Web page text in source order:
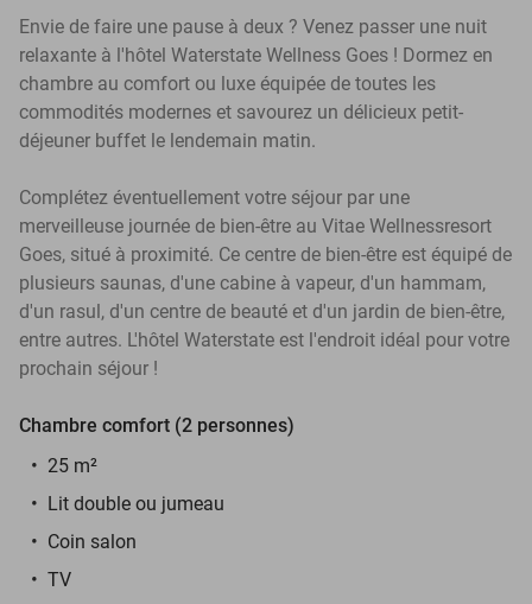
Envie de faire une pause à deux ? Venez passer une nuit
relaxante à l'hôtel Waterstate Wellness Goes ! Dormez en
chambre au comfort ou luxe équipée de toutes les
commodités modernes et savourez un délicieux petit-
déjeuner buffet le lendemain matin.
Complétez éventuellement votre séjour par une
merveilleuse journée de bien-être au Vitae Wellnessresort
Goes, situé à proximité. Ce centre de bien-être est équipé de
plusieurs saunas, d'une cabine à vapeur, d'un hammam,
d'un rasul, d'un centre de beauté et d'un jardin de bien-être,
entre autres. L'hôtel Waterstate est l'endroit idéal pour votre
prochain séjour !
Chambre comfort (2 personnes)
25 m²
Lit double ou jumeau
Coin salon
TV